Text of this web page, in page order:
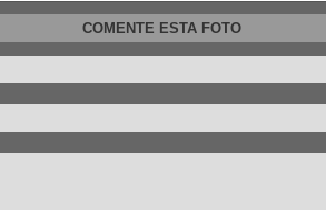
COMENTE ESTA FOTO